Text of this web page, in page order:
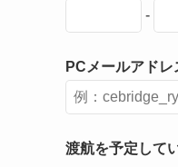
-
PCメールアドレ
渡航を予定して